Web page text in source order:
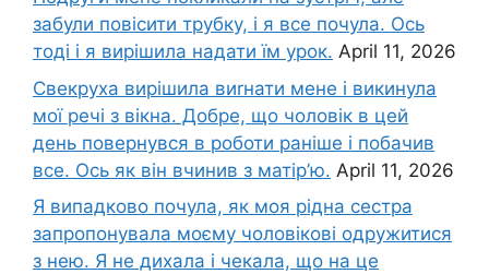
забули повісити трубку, і я все почула. Ось
тоді і я вирішила надати їм урок. April 11, 2026
Свекруха вирішила виrнати мене і викинула
мої речі з вікна. Добре, що чоловік в цей
день повернувся в роботи раніше і побачив
все. Ось як він вчинив з матір’ю. April 11, 2026
Я випадково почула, як моя рідна сестра
запропонувала моєму чоловікові одружитися
з нею. Я не дихала і чекала, що на це